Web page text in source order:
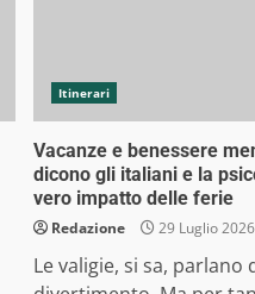
Itinerari
Vacanze e benessere
dicono gli italiani e la
vero impatto delle ferie
Redazione 29 Luglio 2026
Le valigie, si sa, parlano